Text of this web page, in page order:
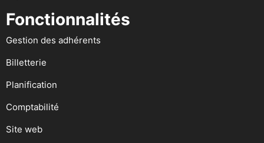
Fonctionnalités
Gestion des adhérents
Billetterie
Planification
Comptabilité
Site web